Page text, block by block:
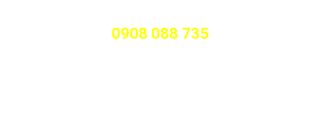
0908 088 735